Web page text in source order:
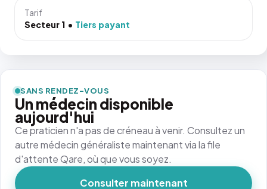
Tarif
Secteur 1
Tiers payant
SANS RENDEZ-VOUS
Un médecin disponible
aujourd'hui
Ce praticien n'a pas de créneau à venir. Consultez un
autre médecin généraliste maintenant via la file
d'attente Qare, où que vous soyez.
Consulter maintenant